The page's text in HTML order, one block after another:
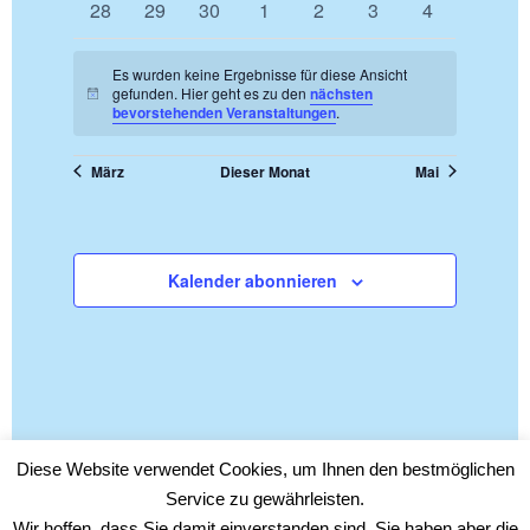
0
Veranstaltungen
28
0
Veranstaltungen
29
0
Veranstaltungen
30
0
Veranstaltungen
1
0
Veranstaltungen
2
0
Veranstaltungen
3
0
4
Hinweis
Es wurden keine Ergebnisse für diese Ansicht
gefunden. Hier geht es zu dennächsten
bevorstehenden Veranstaltungen.
März Dieser Monat Mai
Kalender abonnieren
Diese Website verwendet Cookies, um Ihnen den bestmöglichen
Service zu gewährleisten.